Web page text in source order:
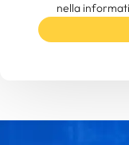
nella